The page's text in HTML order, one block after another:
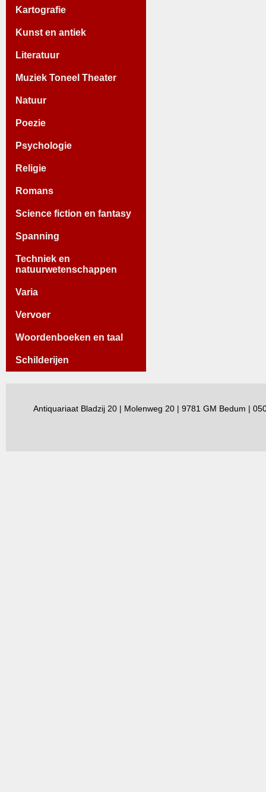
Kartografie
Kunst en antiek
Literatuur
Muziek Toneel Theater
Natuur
Poezie
Psychologie
Religie
Romans
Science fiction en fantasy
Spanning
Techniek en
natuurwetenschappen
Varia
Vervoer
Woordenboeken en taal
Schilderijen
Antiquariaat Bladzij 20 | Molenweg 20 | 9781 GM Bedum |